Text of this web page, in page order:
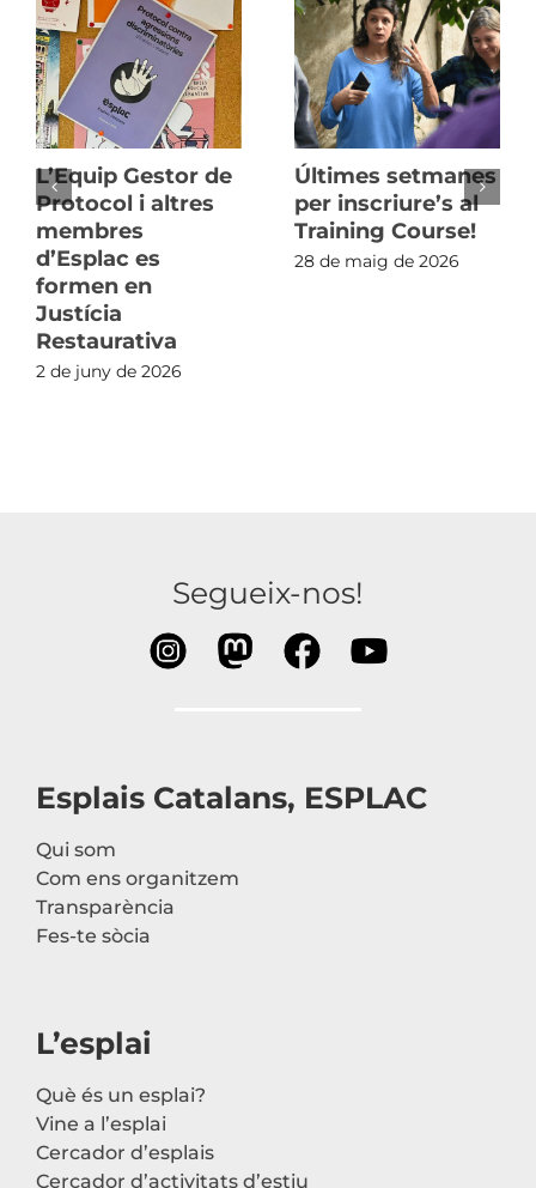
L’Equip Gestor de
Protocol i altres
membres
d’Esplac es
formen en
Justícia
Restaurativa
2 de juny de 2026
Últimes setmanes
per inscriure’s al
Training Course!
28 de maig de 2026
Segueix-nos!
Esplais Catalans, ESPLAC
Qui som
Com ens organitzem
Transparència
Fes-te sòcia
L’esplai
Què és un esplai?
Vine a l’esplai
Cercador d’esplais
Cercador d’activitats d’estiu